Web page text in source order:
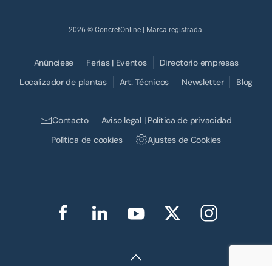
2026 © ConcretOnline | Marca registrada.
Anúnciese Ferias | Eventos
Directorio empresas
Localizador de plantas
Art. Técnicos Newsletter Blog
Contacto
Aviso legal | Política de privacidad
Política de cookies
Ajustes de Cookies